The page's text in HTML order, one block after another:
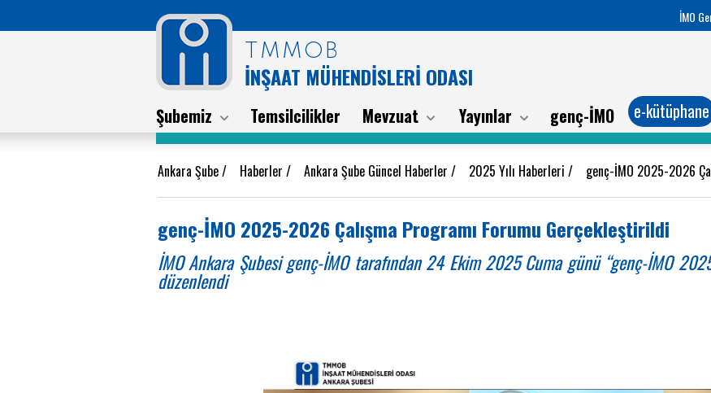
İMO
TMMOB
İNŞAAT MÜHENDİSLERİ ODASI
Şubemiz Temsilcilikler Mevzuat Yayınlar genç-İMO e-kütüphane
Ankara Şube/ Haberler / Ankara Şube Güncel Haberler / 2025 Yılı Haberleri / genç-İMO 2025-2026
genç-İMO 2025-2026 Çalışma Programı Forumu Gerçekleştirildi
İMO Ankara Şubesi genç-İMO tarafından 24 Ekim 2025 Cuma günü “genç-İMO
düzenlendi